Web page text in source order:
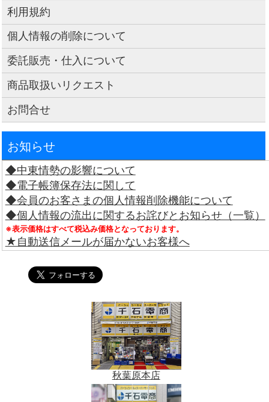
利用規約
個人情報の削除について
委託販売・仕入について
商品取扱いリクエスト
お問合せ
お知らせ
◆中東情勢の影響について
◆電子帳簿保存法に関して
◆会員のお客さまの個人情報削除機能について
◆個人情報の流出に関するお詫びとお知らせ（一覧）
※表示価格はすべて税込み価格となっております。
★自動送信メールが届かないお客様へ
秋葉原本店